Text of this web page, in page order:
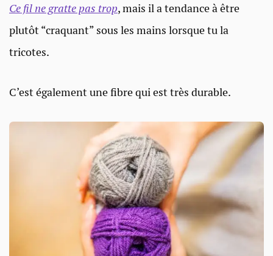
Ce fil ne gratte pas trop, mais il a tendance à être
plutôt “craquant” sous les mains lorsque tu la
tricotes.
C’est également une fibre qui est très durable.